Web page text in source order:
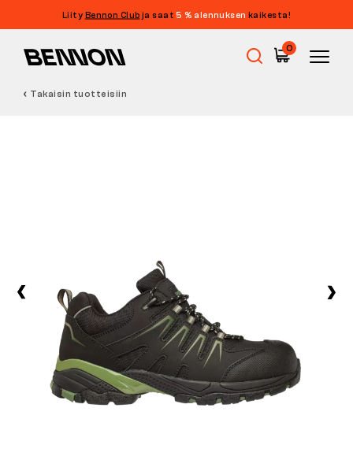
Liity Bennon Club ja saat 5 % alennuksen kaikesta!
0
Vapaa-ajan kengät
Tactical
Takaisin tuotteisiin